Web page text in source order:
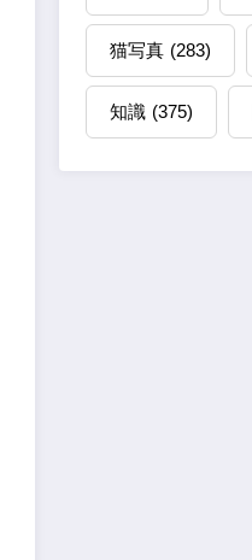
猫写真 (283)
知識 (375)